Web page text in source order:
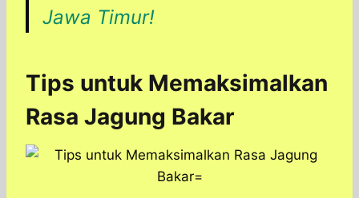
Jawa Timur!
Tips untuk Memaksimalkan
Rasa Jagung Bakar